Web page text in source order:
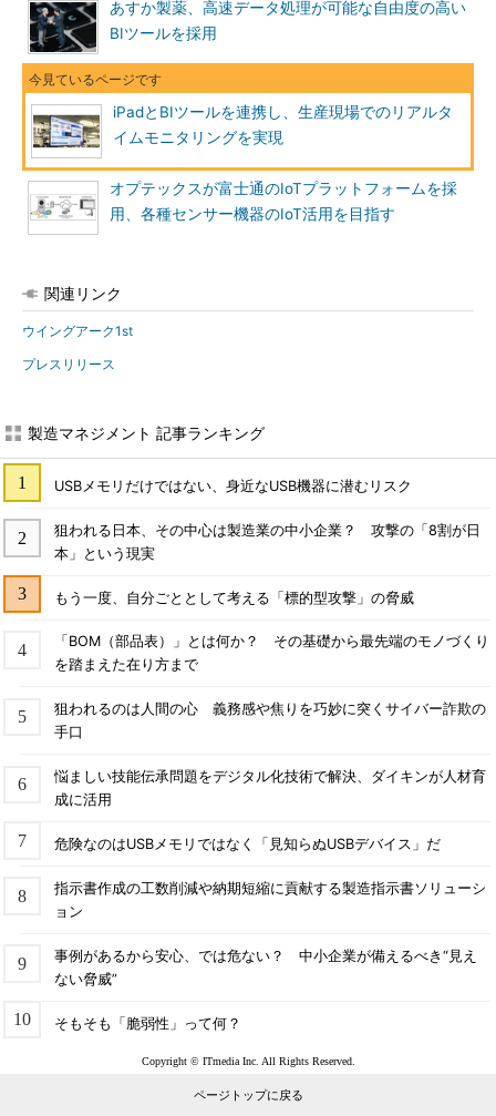
あすか製薬、高速データ処理が可能な自由度の高い
BIツールを採用
iPadとBIツールを連携し、生産現場でのリアルタ
イムモニタリングを実現
オプテックスが富士通のIoTプラットフォームを採
用、各種センサー機器のIoT活用を目指す
関連リンク
ウイングアーク1st
プレスリリース
製造マネジメント 記事ランキング
USBメモリだけではない、身近なUSB機器に潜むリスク
狙われる日本、その中心は製造業の中小企業？ 攻撃の「8割が日
本」という現実
もう一度、自分ごととして考える「標的型攻撃」の脅威
「BOM（部品表）」とは何か？ その基礎から最先端のモノづくり
を踏まえた在り方まで
狙われるのは人間の心 義務感や焦りを巧妙に突くサイバー詐欺の
手口
悩ましい技能伝承問題をデジタル化技術で解決、ダイキンが人材育
成に活用
危険なのはUSBメモリではなく「見知らぬUSBデバイス」だ
指示書作成の工数削減や納期短縮に貢献する製造指示書ソリューシ
ョン
事例があるから安心、では危ない？ 中小企業が備えるべき“見え
ない脅威”
そもそも「脆弱性」って何？
Copyright © ITmedia Inc. All Rights Reserved.
ページトップに戻る